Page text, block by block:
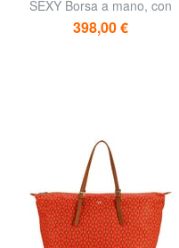
SEXY Borsa a mano, con
tracolla
398,00 €